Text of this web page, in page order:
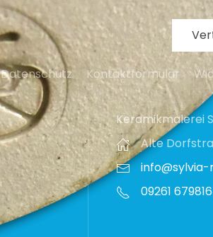
Datenschutz Kontaktformular
Keramikmalerei
Alte
09261